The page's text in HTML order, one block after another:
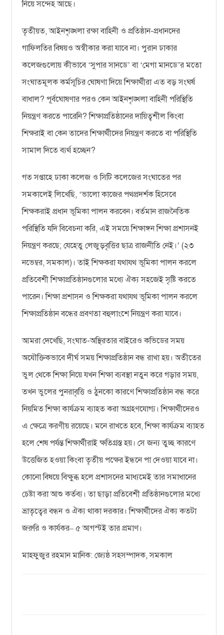
নিয়ে সন্দেহ আছে।
তৃতীয়ত, আইনশৃঙ্খলা রক্ষা বাহিনী ও প্রতিষ্ঠান-প্রধানদের
গাফিলতির বিষয়ও অস্বীকার করা যাবে না। পুরান ঢাকার
কলেজগুলোয় কীভাবে ‘সুপার সানডে’ বা ‘মেগা মানডে’র মতো
সংঘাতমূলক কর্মসূচির ঘোষণা দিয়ে শিক্ষার্থীরা এত বড় সংঘর্ষ
বাধাল? পূর্বঘোষণার পরও কেন আইনশৃঙ্খলা বাহিনী পরিস্থিতি
নিয়ন্ত্রণ করতে পারেনি? শিক্ষাপ্রতিষ্ঠানের দায়িত্বশীল কিংবা
শিক্ষরাই বা কেন তাদের শিক্ষার্থীদের নিয়ন্ত্রণ করতে বা পরিস্থিতি
সামাল দিতে ব্যর্থ হচ্ছেন?
গত সপ্তাহে ঢাকা কলেজ ও সিটি কলেজের সংঘাতের পর
সমকালেই লিখেছি, ‘ভালো কাজের পথপ্রদর্শক হিসেবে
শিক্ষকরাই প্রধান ভূমিকা পালন করবেন। বর্তমান রাজনৈতিক
পরিস্থিতি যদি বিবেচনা করি, এই সময়ে শিক্ষাঙ্গন শিক্ষা প্রশাসনই
নিয়ন্ত্রণ করছে; যেহেতু লেজুড়বৃত্তির ছাত্র রাজনীতি নেই।’ (২৩
নভেম্বর, সমকাল)। তাই শিক্ষকরা যথাযথ ভূমিকা পালন করলে
প্রতিবেশী শিক্ষাপ্রতিষ্ঠানগুলোর মধ্যে ঐক্য সহজেই সৃষ্টি করতে
পারেন। শিক্ষা প্রশাসন ও শিক্ষকরা যথাযথ ভূমিকা পালন করলে
শিক্ষাপ্রতিষ্ঠান বন্ধের প্রবণতা বহুলাংশে নিয়ন্ত্রণ করা যাবে।
আমরা দেখেছি, সংঘাত-অস্থিরতার বাইরেও কভিডের সময়
অযৌক্তিকভাবে দীর্ঘ সময় শিক্ষাপ্রতিষ্ঠান বন্ধ রাখা হয়। অতীতের
ভুল থেকে শিক্ষা নিয়ে যখন শিক্ষা ব্যবস্থা নতুন করে গড়ার সময়,
তখন ভুলের পুনরাবৃত্তি ও ঠুনকো কারণে শিক্ষাপ্রতিষ্ঠান বন্ধ করে
নিয়মিত শিক্ষা কার্যক্রম ব্যাহত করা অগ্রহণযোগ্য। শিক্ষার্থীদেরও
এ ক্ষেত্রে করণীয় রয়েছে। মনে রাখতে হবে, শিক্ষা কার্যক্রম ব্যাহত
হলে শেষ পর্যন্ত শিক্ষার্থীরাই ক্ষতিগ্রস্ত হয়। সে জন্য তুচ্ছ কারণে
উত্তেজিত হওয়া কিংবা তৃতীয় পক্ষের ইন্ধনে পা দেওয়া যাবে না।
কোনো বিষয়ে বিক্ষুব্ধ হলে প্রশাসনের মাধ্যমেই তার সমাধানের
চেষ্টা করা আশু কর্তব্য। তা ছাড়া প্রতিবেশী প্রতিষ্ঠানগুলোর মধ্যে
ভ্রাতৃত্বের বন্ধন ও ঐক্য থাকা দরকার। শিক্ষার্থীদের ঐক্য কতটা
জরুরি ও কার্যকর– ৫ আগস্টই তার প্রমাণ।
মাহফুজুর রহমান মানিক: জ্যেষ্ঠ সহসম্পাদক, সমকাল